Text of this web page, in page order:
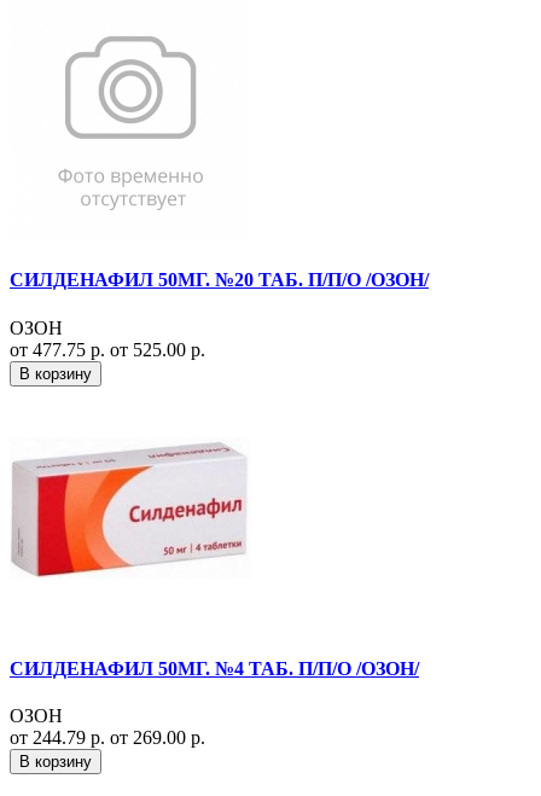
СИЛДЕНАФИЛ 50МГ. №20 ТАБ. П/П/О /ОЗОН/
ОЗОН
от 477.75 р. от 525.00 р.
В корзину
СИЛДЕНАФИЛ 50МГ. №4 ТАБ. П/П/О /ОЗОН/
ОЗОН
от 244.79 р. от 269.00 р.
В корзину